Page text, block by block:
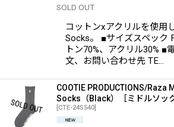
SOLD OUT
コットンxアクリルを使用
Socks。 ■サイズスペック
トン70%、アクリル30% ■
文、お問い合わせ先 TE…
COOTIE PRODUCTIONS/Raza
Socks（Black）［ミドルソッ
[CTE-24S540]